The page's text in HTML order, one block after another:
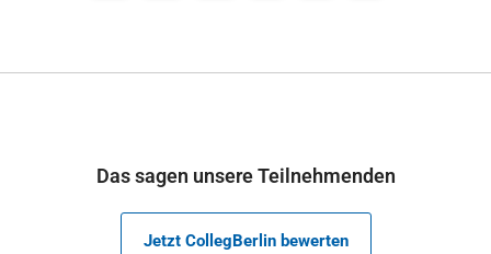
Das sagen unsere Teilnehmenden
Jetzt CollegBerlin bewerten